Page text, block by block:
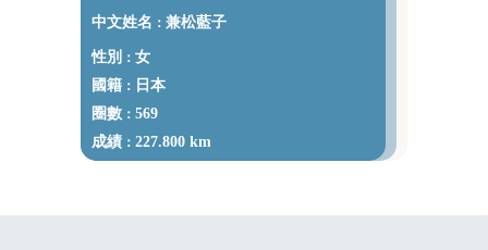
中文姓名 ： 兼松藍子
性別 ： 女
國籍 ： 日本
圈數 ： 569
成績 ： 227.800 km